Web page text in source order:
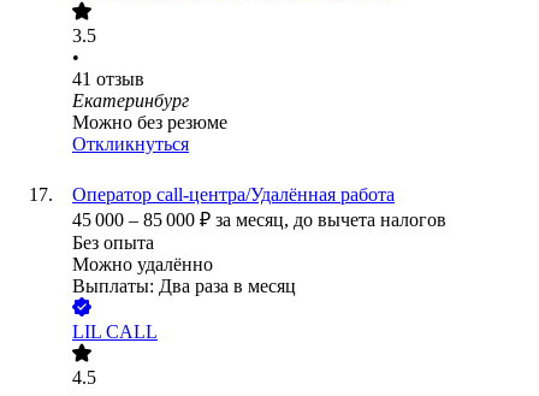
3.5
•
41 отзыв
Екатеринбург
Можно без резюме
Откликнуться
Оператор call-центра/Удалённая работа
45 000 – 85 000 ₽ за месяц, до вычета налогов
Без опыта
Можно удалённо
Выплаты: Два раза в месяц
LIL CALL
4.5